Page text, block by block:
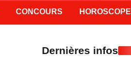
CONCOURS HOROSCOPE
Dernières infos